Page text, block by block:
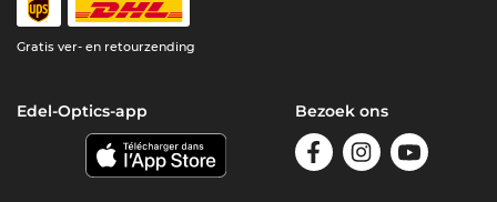
Gratis ver- en retourzending
Edel-Optics-app Bezoek ons